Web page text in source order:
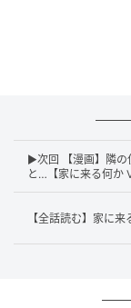
▶次回 【漫画】隣の
と…【家に来る何か
【全話読む】家に来